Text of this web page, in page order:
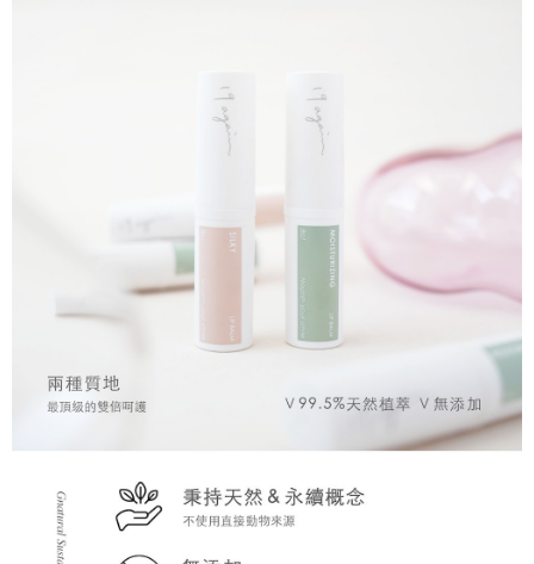
５．嚴禁一人註冊多個帳號或使用他人資訊註冊。若發現惡意使用之情形，
恩沛科技股份有限公司將有權停止該用戶之使用額度並採取法律行動。